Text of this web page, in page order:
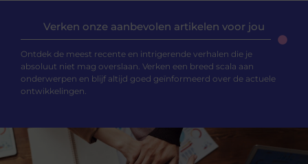
Verken onze aanbevolen artikelen voor jou
Ontdek de meest recente en intrigerende verhalen die je
absoluut niet mag overslaan. Verken een breed scala aan
onderwerpen en blijf altijd goed geïnformeerd over de actuele
ontwikkelingen.